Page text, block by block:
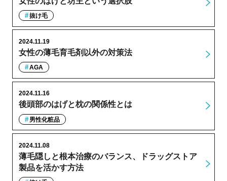
抜け毛
女性の薄毛育毛剤以外の対策法
2024.11.19
AGA
後頭部のはげと枕の関係性とは
2024.11.16
男性化粧品
薄毛隠しと根本治療のバランス、ドラッグストア
製品を活かす方法
2024.11.08